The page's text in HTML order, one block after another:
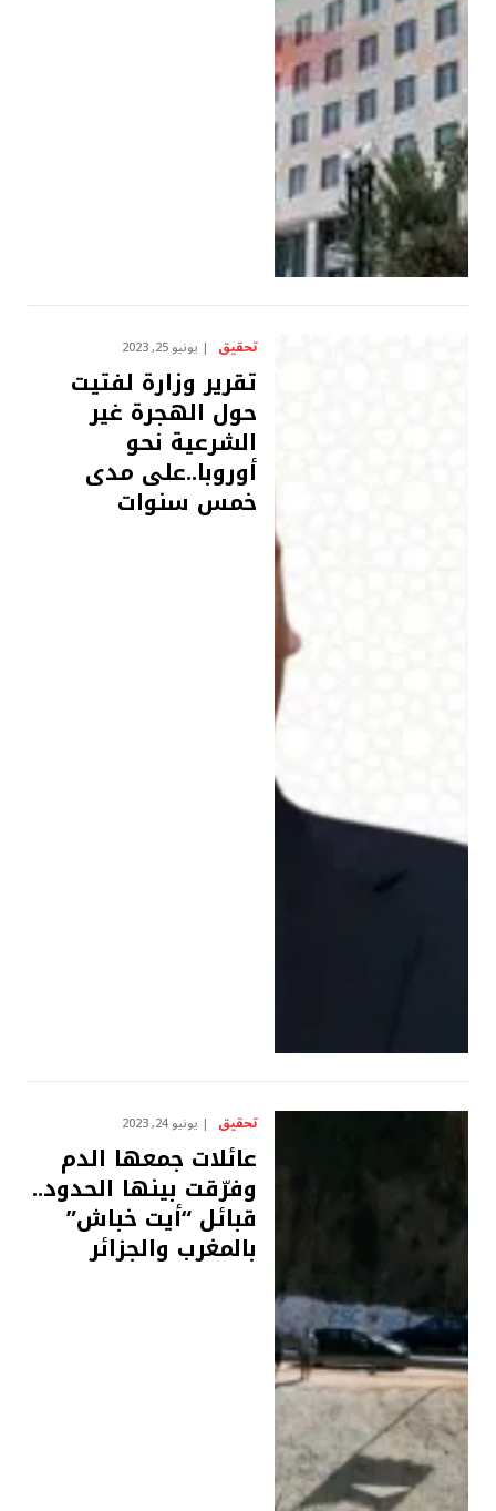
تحقيق يونيو 25, 2023
تقرير وزارة لفتيت
حول الهجرة غير
الشرعية نحو
أوروبا..على مدى
خمس سنوات
تحقيق يونيو 24, 2023
عائلات جمعها الدم
وفرّقت بينها الحدود..
قبائل “أيت خباش”
بالمغرب والجزائر